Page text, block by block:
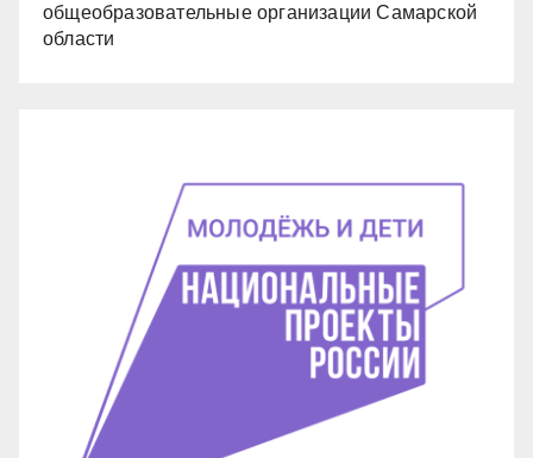
общеобразовательные организации Самарской
области